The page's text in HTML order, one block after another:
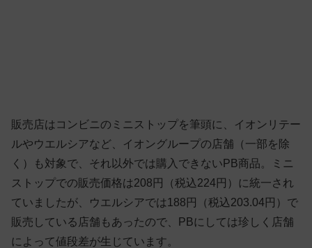
販売店はコンビニのミニストップを筆頭に、イオンリテー
ルやウエルシアなど、イオングループの店舗（一部を除
く）も対象で、それ以外では購入できないPB商品。ミニ
ストップでの販売価格は208円（税込224円）に統一され
ていましたが、ウエルシアでは188円（税込203.04円）で
販売している店舗もあったので、PBにしては珍しく店舗
によって値段差が生じています。